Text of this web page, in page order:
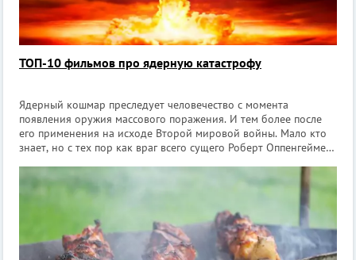
ТОП-10 фильмов про ядерную катастрофу
Ядерный кошмар преследует человечество с момента
появления оружия массового поражения. И тем более после
его применения на исходе Второй мировой войны. Мало кто
знает, но с тех пор как враг всего сущего Роберт Оппенгеймер
волоске от ядерного ап